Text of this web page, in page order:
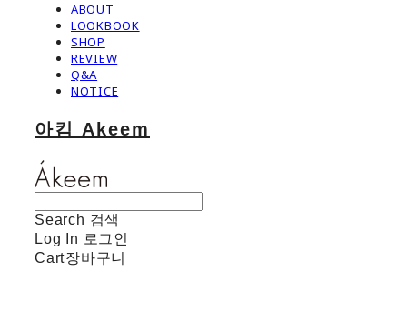
ABOUT
LOOKBOOK
SHOP
REVIEW
Q&A
NOTICE
아킴 Akeem
Search 검색
Log In 로그인
Cart장바구니